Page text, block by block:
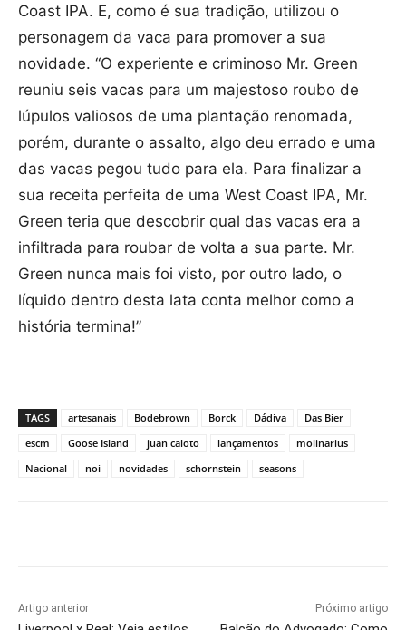
Coast IPA. E, como é sua tradição, utilizou o
personagem da vaca para promover a sua
novidade. “O experiente e criminoso Mr. Green
reuniu seis vacas para um majestoso roubo de
lúpulos valiosos de uma plantação renomada,
porém, durante o assalto, algo deu errado e uma
das vacas pegou tudo para ela. Para finalizar a
sua receita perfeita de uma West Coast IPA, Mr.
Green teria que descobrir qual das vacas era a
infiltrada para roubar de volta a sua parte. Mr.
Green nunca mais foi visto, por outro lado, o
líquido dentro desta lata conta melhor como a
história termina!”
TAGS artesanais Bodebrown Borck Dádiva
Das Bier
escm
Goose Island juan caloto lançamentos
molinarius
Nacional
noi novidades schornstein seasons
Artigo anterior Próximo artigo